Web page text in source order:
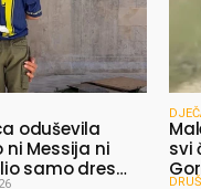
oduševila
ni Messija ni
samo dres
svi